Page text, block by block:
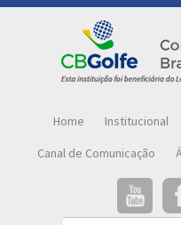
Home Institucional
Canal de Comunicação